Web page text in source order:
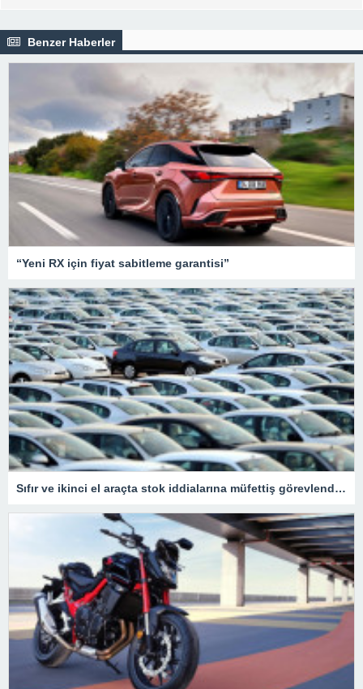
Benzer Haberler
“Yeni RX için fiyat sabitleme garantisi”
Sıfır ve ikinci el araçta stok iddialarına müfettiş görevlendirildi